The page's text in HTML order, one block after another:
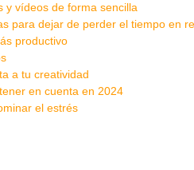
y vídeos de forma sencilla
para dejar de perder el tiempo en
productivo
a tu creatividad
en cuenta en 2024
el estrés